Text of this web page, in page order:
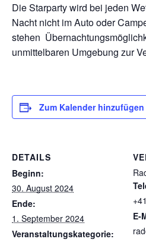
Die Starparty wird bei jeden
Nacht nicht im Auto oder
stehen
unmittelbaren Umgebung zur
Zum Kalender hinzufügen
DETAILS
Beginn:
30. August 2024
Ende:
1. September 2024
Veranstaltungskategorie:
E-